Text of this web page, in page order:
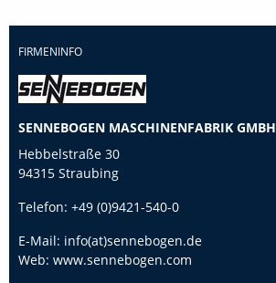
FIRMENINFO
SENNEBOGEN MASCHINENFABRIK GMBH
Hebbelstraße 30
94315 Straubing
Telefon: +49 (0)9421-540-0
E-Mail: info(at)sennebogen.de
Web: www.sennebogen.com